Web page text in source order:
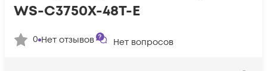
WS-C3750X-48T-E
0 Нет отзывов Нет вопросов